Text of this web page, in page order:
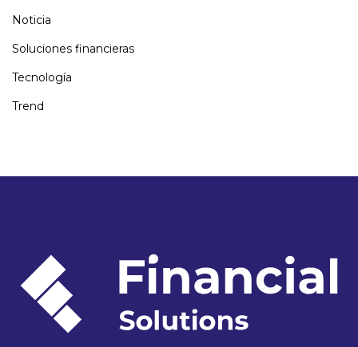
Noticia
Soluciones financieras
Tecnología
Trend